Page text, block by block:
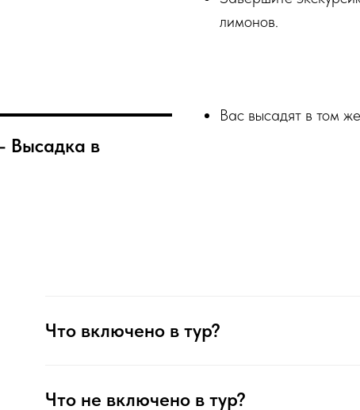
лимонов.
Высадка в
Вас высадят в том
Что включено в тур?
Что не включено в тур?